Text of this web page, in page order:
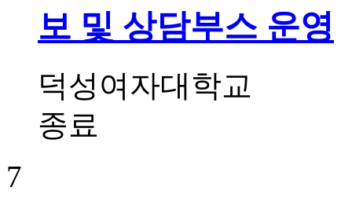
보 및 상담부스 운영
덕성여자대학교
종료
7